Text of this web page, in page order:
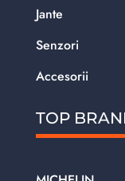
Jante
Senzori
Accesorii
TOP